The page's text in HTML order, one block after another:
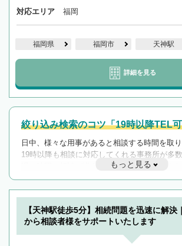
対応エリア 福岡
福岡県 福岡市 天神駅
詳細を見る
絞り込み検索のコツ「19時以降TEL
日中、様々な用事があると相談する時間を取り
19時以降も相談に対応してくれる事務所が多数
遅い時間の相談が増えそうな場合はそのよう
んで検索してみましょう。
19時以降TEL可の条件
を加えて再検索
もっと見る
【天神駅徒歩5分】相続問題を迅速に解決
から相談者様をサポートいたします